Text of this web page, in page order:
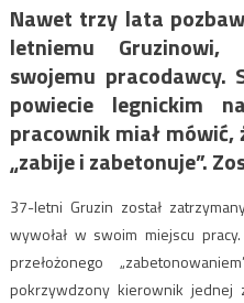
Nawet trzy lata
letniemu
swojemu pracodawcy.
powiecie legnickim
pracownik miał mówić,
„zabije i zabetonuje”.
37-letni Gruzin został
wywołał w swoim miejscu
przełożonego
pokrzywdzony kierownik jednej